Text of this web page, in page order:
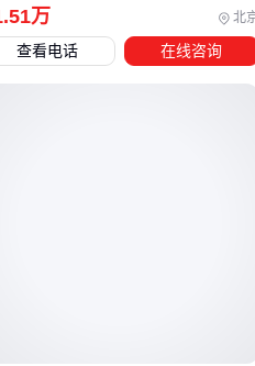
机房方案，改造项目需评估结
：找到最适合的方案
.51万 北
查看电话 在线咨询